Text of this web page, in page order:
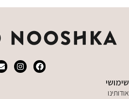
שימושי
אודותינו